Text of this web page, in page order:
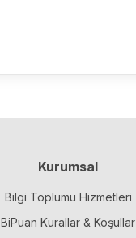
Kurumsal
Bilgi Toplumu Hizmetleri
BiPuan Kurallar & Koşullar